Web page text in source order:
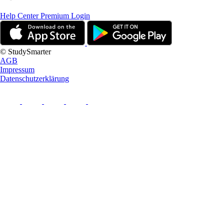
Help CenterPremium Login
© StudySmarter
AGB
Impressum
Datenschutzerklärung